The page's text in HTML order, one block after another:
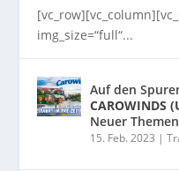
img_size=“full“...
Auf den
CAROWINDS
Neuer
15. Feb. 2023 |